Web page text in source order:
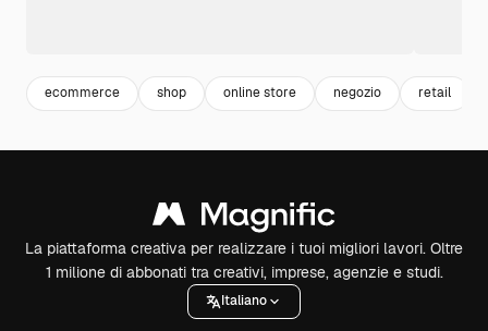
ecommerce shop online store negozio retail
La piattaforma creativa per realizzare i tuoi migliori lavori. Oltre
1 milione di abbonati tra creativi, imprese, agenzie e studi.
Italiano